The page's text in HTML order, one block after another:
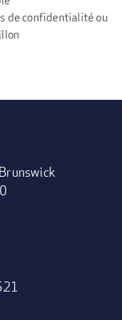
de confidentialité ou